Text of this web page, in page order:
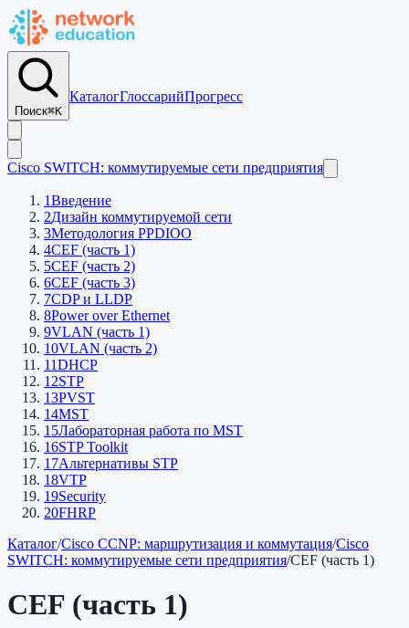
Поиск⌘K
КаталогГлоссарийПрогресс
Cisco SWITCH: коммутируемые сети предприятия
1Введение
2Дизайн коммутируемой сети
3Методология PPDIOO
4CEF (часть 1)
5CEF (часть 2)
6CEF (часть 3)
7CDP и LLDP
8Power over Ethernet
9VLAN (часть 1)
10VLAN (часть 2)
11DHCP
12STP
13PVST
14MST
15Лабораторная работа по MST
16STP Toolkit
17Альтернативы STP
18VTP
19Security
20FHRP
Каталог/Cisco CCNP: маршрутизация и коммутация/Cisco
SWITCH: коммутируемые сети предприятия/CEF (часть 1)
CEF (часть 1)